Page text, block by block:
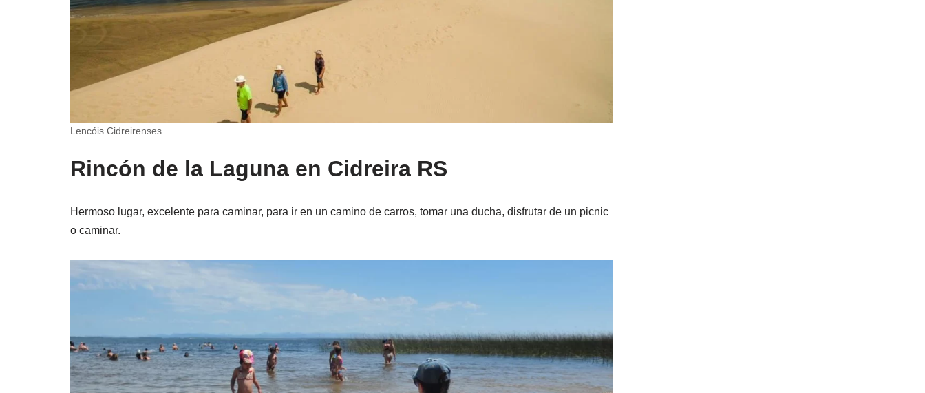
Lencóis Cidreirenses
Rincón de la Laguna en Cidreira RS
Hermoso lugar, excelente para caminar, para ir en un camino de carros, tomar una ducha, disfrutar de un picnic
o caminar.